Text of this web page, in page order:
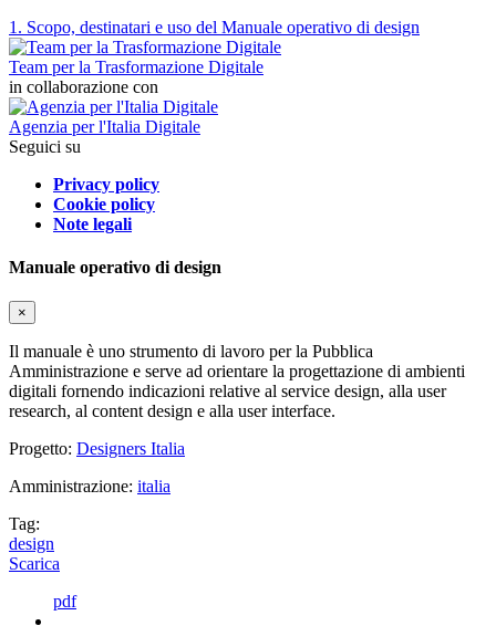
1. Scopo, destinatari e uso del Manuale operativo di design
Team per la Trasformazione Digitale
in collaborazione con
Agenzia per l'Italia Digitale
Seguici su
Privacy policy
Cookie policy
Note legali
Manuale operativo di design
×
Il manuale è uno strumento di lavoro per la Pubblica
Amministrazione e serve ad orientare la progettazione di ambienti
digitali fornendo indicazioni relative al service design, alla user
research, al content design e alla user interface.
Progetto: Designers Italia
Amministrazione: italia
Tag:
design
Scarica
pdf